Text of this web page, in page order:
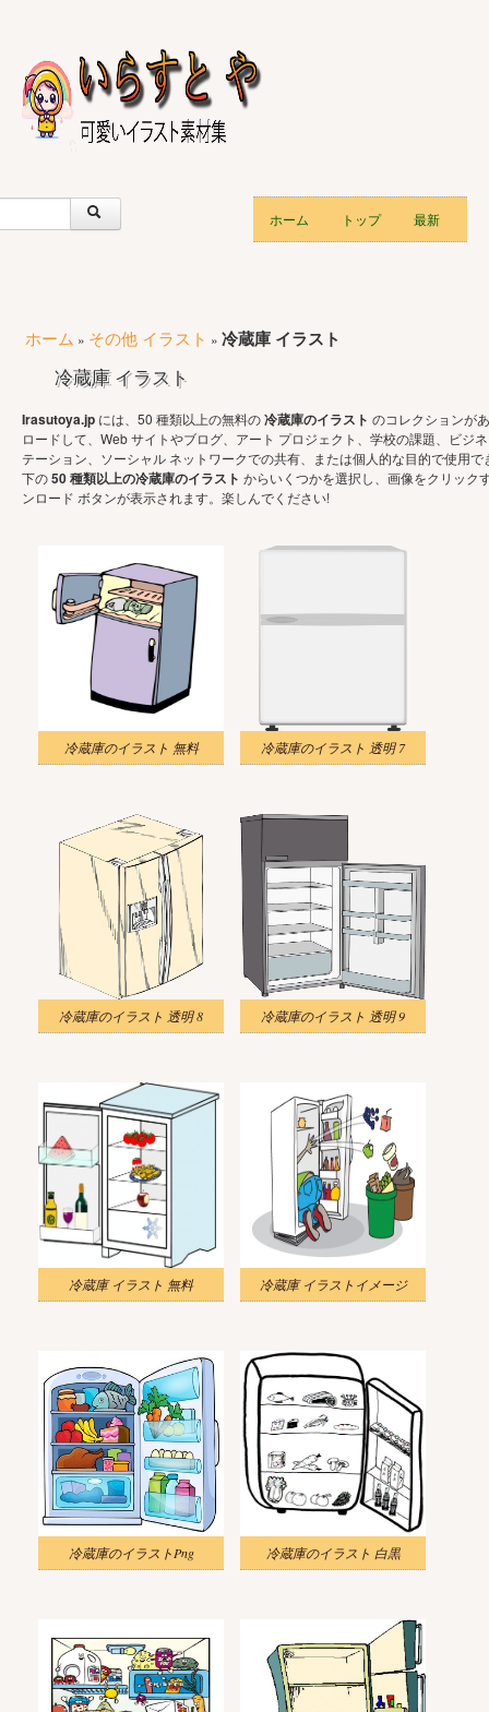
ホーム トップ 最新
ホーム » その他 イラスト » 冷蔵庫 イラスト
冷蔵庫 イラスト
Irasutoya.jp には、50 種類以上の無料の冷蔵庫のイラスト のコレクションが
ロードして、Web サイトやブログ、アート プロジェクト、学校の課題、ビジ
テーション、ソーシャル ネットワークでの共有、または個人的な目的で使用で
下の50 種類以上の冷蔵庫のイラスト からいくつかを選択し、画像をクリック
ンロード ボタンが表示されます。楽しんでください!
冷蔵庫のイラスト 無料 冷蔵庫のイラスト 透明 7
冷蔵庫のイラスト 透明 8 冷蔵庫のイラスト 透明 9
冷蔵庫 イラスト 無料 冷蔵庫 イラストイメージ
冷蔵庫のイラストPng 冷蔵庫のイラスト 白黒